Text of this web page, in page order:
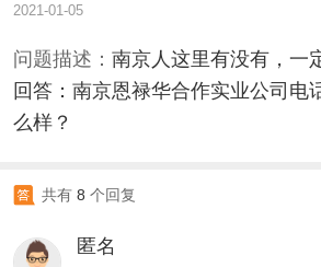
2021-01-05
问题描述： 南京人这里有没有，一
回答：南京恩禄华合作实业公司电
么样？
共有8 个回复
匿名